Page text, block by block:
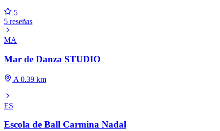
5
5 reseñas
MA
Mar de Danza STUDIO
A 0.39 km
ES
Escola de Ball Carmina Nadal